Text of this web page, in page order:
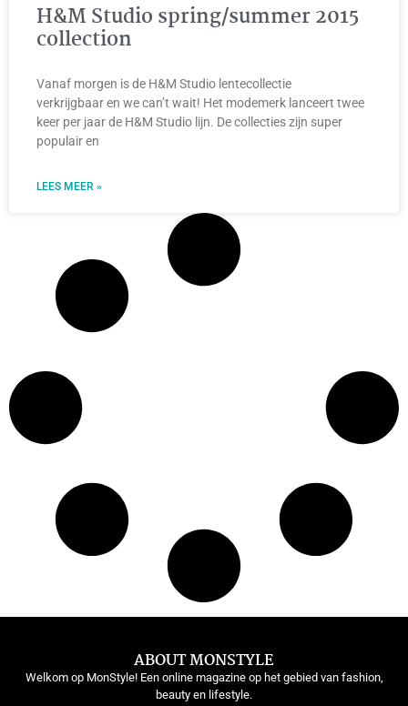
H&M Studio spring/summer 2015
collection
Vanaf morgen is de H&M Studio lentecollectie
verkrijgbaar en we can’t wait! Het modemerk lanceert twee
keer per jaar de H&M Studio lijn. De collecties zijn super
populair en
LEES MEER »
ABOUT MONSTYLE
Welkom op MonStyle! Een online magazine op het gebied van fashion,
beauty en lifestyle.